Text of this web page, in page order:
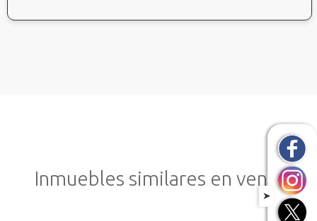
Inmuebles similares en venta
➤